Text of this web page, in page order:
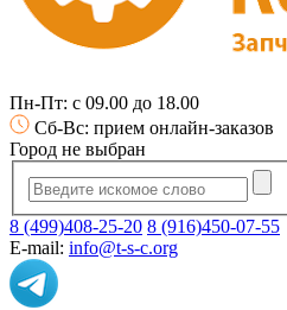
Пн-Пт: с 09.00 до 18.00
Сб-Вс: прием онлайн-заказов
Город не выбран
8 (499)408-25-20 8 (916)450-07-55
E-mail: info@t-s-c.org